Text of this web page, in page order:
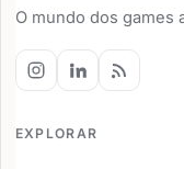
O mundo dos games
EXPLORAR